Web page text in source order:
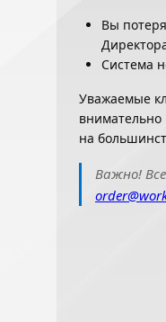
Вы
Система
Уважаемые
на
Важно!